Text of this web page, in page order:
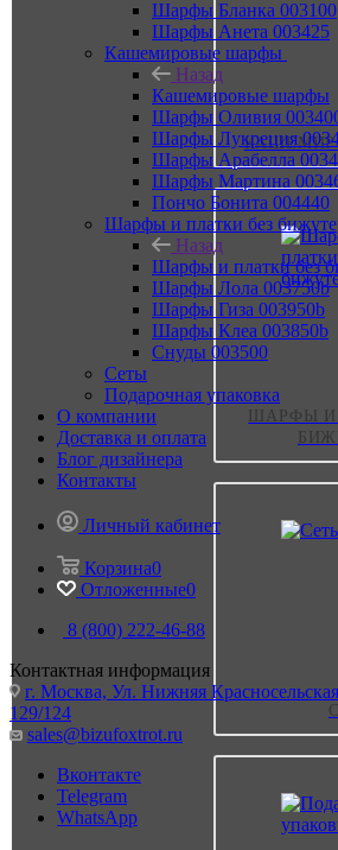
ШАРФЫ И
Шарфы Бланка 003100
Шарфы Анета 003425
Кашемировые шарфы
Назад
Кашемировые шарфы
Шарфы Оливия
Шарфы Лукреция
Шарфы Арабелла
Шарфы Мартина
Пончо Бонита 004440
Шарфы и платки без
Назад
Шарфы и платки без
Шарфы Лола 003750b
Шарфы Гиза 003950b
Шарфы Клеа 003850b
Снуды 003500
Сеты
Подарочная упаковка
О компании
Доставка и оплата
Блог дизайнера
Контакты
Личный кабинет
Корзина0
Отложенные0
8 (800) 222-46-88
Контактная информация
г. Москва, Ул. Нижняя
129/124
sales@bizufoxtrot.ru
Вконтакте
Telegram
WhatsApp